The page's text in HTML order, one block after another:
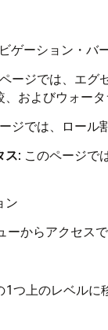
ゲーション・
ージでは、エグ
およびウォー
ジでは、ロール
ス: このページで
ン
ーからアクセス
つ上のレベルに